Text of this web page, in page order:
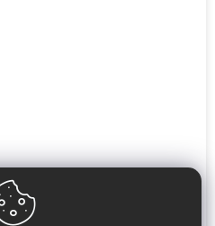
adaptérov autorádií